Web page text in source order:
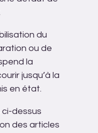
du
ou de
la
jusqu’à la
en état.
dessus
des articles